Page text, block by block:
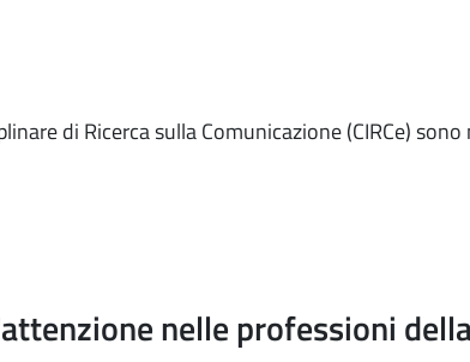
di Ricerca sulla Comunicazione (CIRCe)
nelle professioni